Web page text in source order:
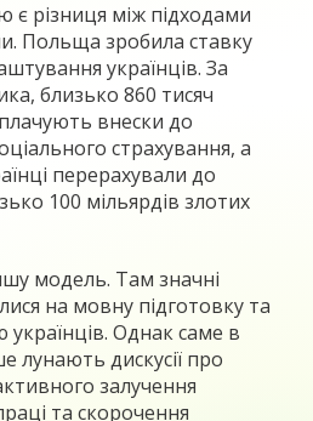
різниця між підходами
Польща зробила ставку
українців. За
близько 860 тисяч
внески до
страхування, а
перерахували до
100 мільярдів злотих
модель. Там значні
на мовну підготовку та
українців. Однак саме в
лунають дискусії про
залучення
та скорочення